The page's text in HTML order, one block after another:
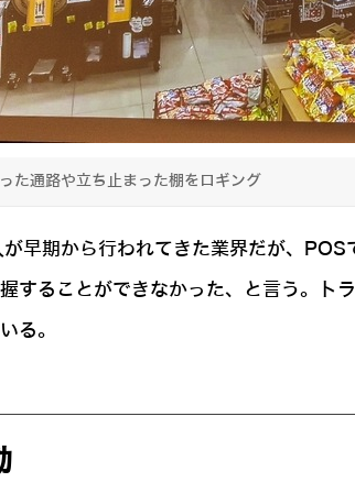
た通路や立ち止まった棚をロギング
早期から行われてきた業界だが、
することができなかった、と言う。
る。